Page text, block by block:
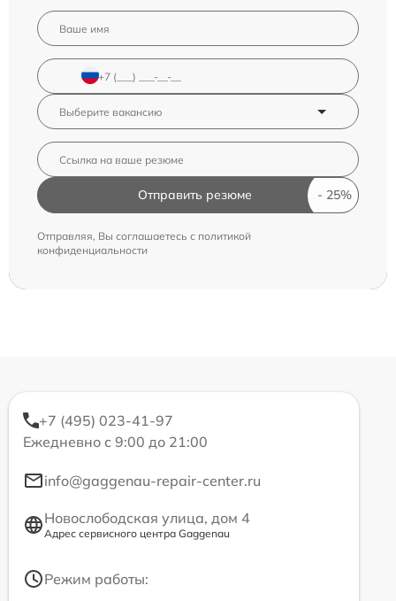
Отправить резюме
Отправляя, Вы соглашаетесь с политикой
конфиденциальности
+7 (495) 023-41-97
Ежедневно с 9:00 до 21:00
info@gaggenau-repair-center.ru
Новослободская улица, дом 4
Адрес сервисного центра Gaggenau
Режим работы: